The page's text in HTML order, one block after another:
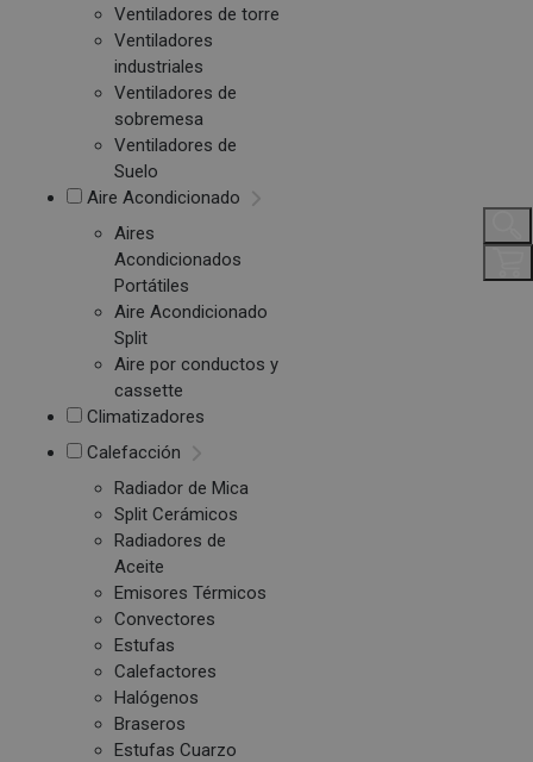
Ventiladores de torre
Ventiladores
industriales
Ventiladores de
sobremesa
Ventiladores de
Suelo
Aire Acondicionado
Aires
Acondicionados
Portátiles
Aire Acondicionado
Split
Aire por conductos y
cassette
Climatizadores
Calefacción
Radiador de Mica
Split Cerámicos
Radiadores de
Aceite
Emisores Térmicos
Convectores
Estufas
Calefactores
Halógenos
Braseros
Estufas Cuarzo